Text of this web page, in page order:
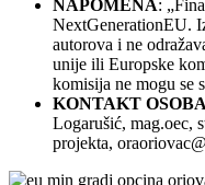
NAPOMENA:
NextGenerationEU.
autorova i ne
unije ili Europske
komisija ne mogu se
KONTAKT
Logarušić, mag.oec,
projekta,